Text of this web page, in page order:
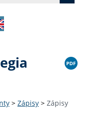
> Zápisy > Zápisy